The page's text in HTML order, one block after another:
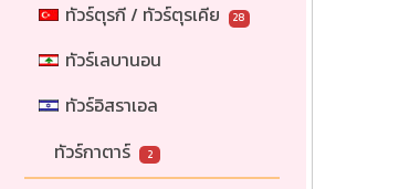
ทัวร์ตุรกี / ทัวร์ตุรเคีย 28
ทัวร์เลบานอน
ทัวร์อิสราเอล
ทัวร์กาตาร์
2